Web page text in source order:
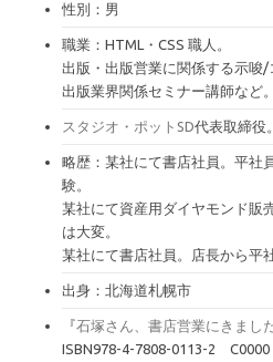
性別：男
職業：HTML・CSS 職人。
出版・出版営業に関係する示唆/
出版業界関係セミナー講師など。
スタジオ・ポットSD代表取締役。
略歴：某社にて書店社員。平社
験。
某社にて資産用ダイヤモンド販
は大変。
某社にて書店社員。店長から平
出身：北海道札幌市
『石塚さん、書店営業にきました
ISBN978-4-7808-0113-2 C0000